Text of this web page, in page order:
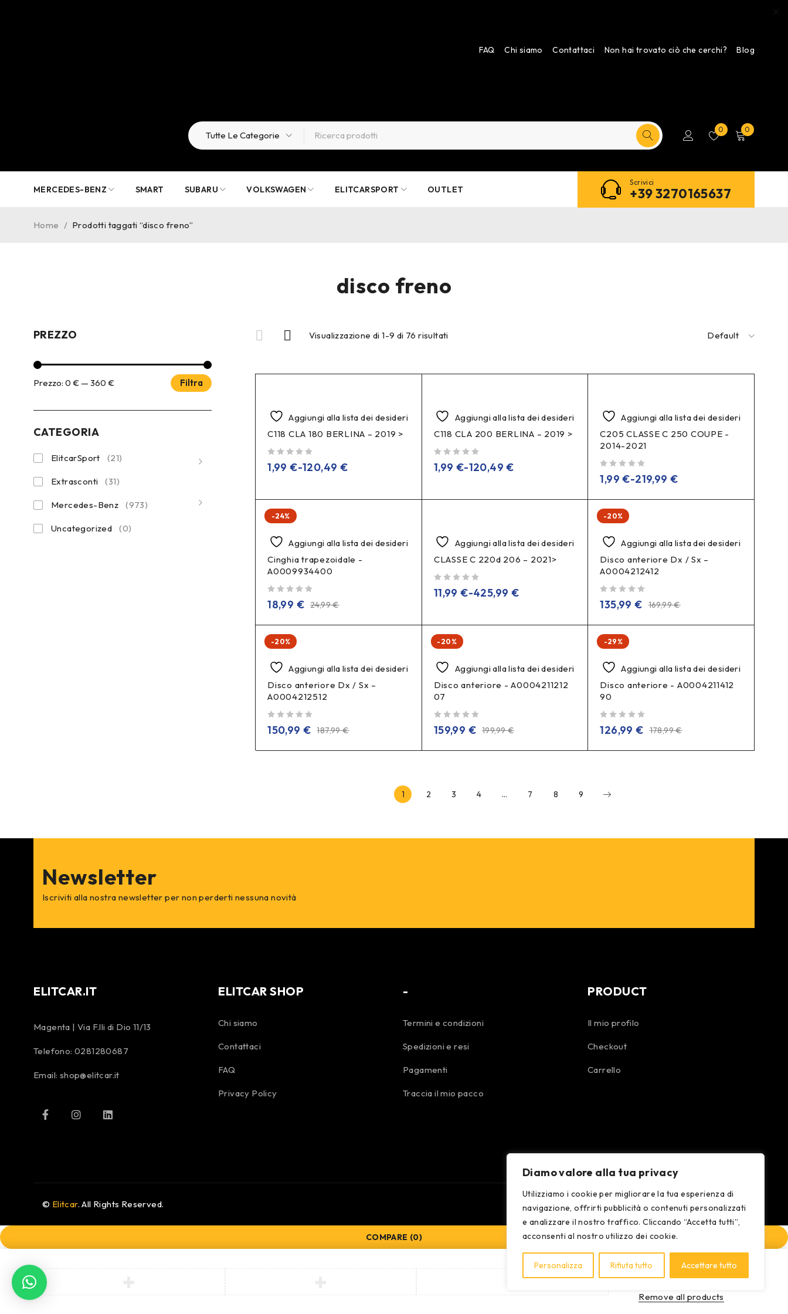
Diamo valore alla tua privacy
Utilizziamo i cookie per migliorare la tua esperienza di
navigazione, offrirti pubblicità o contenuti personalizzati
e analizzare il nostro traffico. Cliccando “Accetta tutti”,
acconsenti al nostro utilizzo dei cookie.
Personalizza Rifiuta tutto Accettare tutto
FAQ Chi siamo Contattaci Non hai trovato ciò che cerchi? Blog
0 0
MERCEDES-BENZ SMART SUBARU VOLKSWAGEN ELITCARSPORT OUTLET
Scrivici
+39 3270165637
disco freno
Home / Prodotti taggati “disco freno”
PREZZO
Filtra
Prezzo: 0 € — 360 €
CATEGORIA
ElitcarSport (21)
Extrasconti (31)
Mercedes-Benz (973)
Uncategorized (0)
Visualizzazione di 1-9 di 76 risultati Default
Aggiungi alla lista dei desideri
C118 CLA 180 BERLINA – 2019 >
1,99€-120,49 €
Aggiungi alla lista dei desideri
C118 CLA 200 BERLINA – 2019 >
1,99 €-120,49€
Aggiungi alla lista dei desideri
C205 CLASSE C 250 COUPE -
2014-2021
1,99€-219,99 €
-24%
Aggiungi alla lista dei desideri
Cinghia trapezoidale -
A0009934400
24,99€
18,99 €
Aggiungi alla lista dei desideri
CLASSE C 220d 206 – 2021>
11,99€-425,99 €
-20%
Aggiungi alla lista dei desideri
Disco anteriore Dx / Sx –
A0004212412
169,99€
135,99€
-20%
Aggiungi alla lista dei desideri
Disco anteriore Dx / Sx –
A0004212512
187,99€
150,99 €
-20%
Aggiungi alla lista dei desideri
Disco anteriore - A0004211212
07
199,99€
159,99 €
-29%
Aggiungi alla lista dei desideri
Disco anteriore - A0004211412
90
178,99€
126,99€
1 2 3 4 … 7 8 9
Newsletter
Iscriviti alla nostra newsletter per non perderti nessuna novità
ELITCAR.IT
Magenta | Via F.lli di Dio 11/13
Telefono:0281280687
Email: shop@elitcar.it
ELITCAR SHOP
Chi siamo
Contattaci
FAQ
Privacy Policy
-
Termini e condizioni
Spedizioni e resi
Pagamenti
Traccia il mio pacco
PRODUCT
Il mio profilo
Checkout
Carrello
© Elitcar. All Rights Reserved.
COMPARE (0)
COMPARE
Remove all products